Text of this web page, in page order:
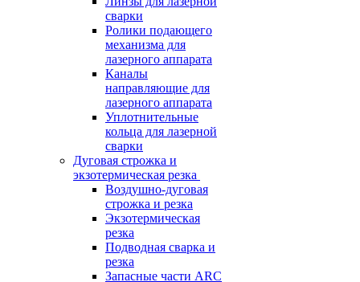
сварки
Ролики подающего
механизма для
лазерного аппарата
Каналы
направляющие для
лазерного аппарата
Уплотнительные
кольца для лазерной
сварки
Дуговая строжка и
экзотермическая резка
Воздушно-дуговая
строжка и резка
Экзотермическая
резка
Подводная сварка и
резка
Запасные части ARC